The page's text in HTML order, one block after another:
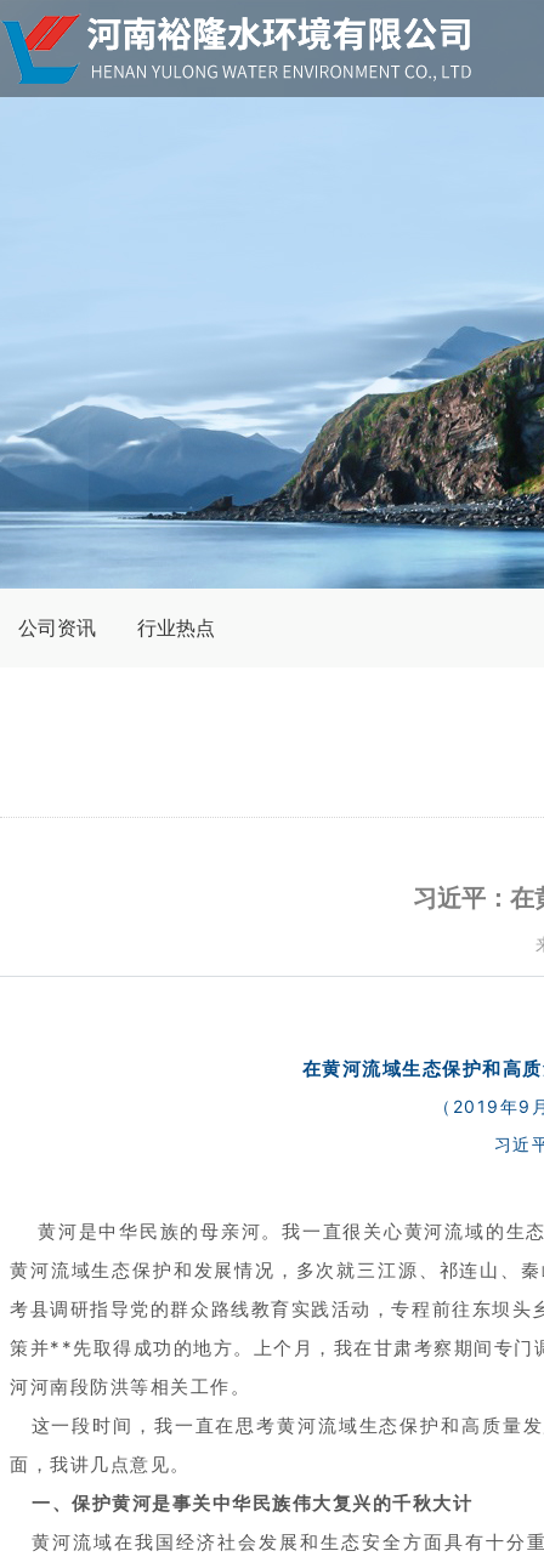
公司资讯 行业热点
习近平：在
在黄河流域生态保护和高
（2019年9
习近
黄河是中华民族的母亲河。我一直很关心黄河流域的生
黄河流域生态保护和发展情况，多次就三江源、祁连山、
考县调研指导党的群众路线教育实践活动，专程前往东坝
策并**先取得成功的地方。上个月，我在甘肃考察期间专
河河南段防洪等相关工作。
这一段时间，我一直在思考黄河流域生态保护和高质量
面，我讲几点意见。
一、保护黄河是事关中华民族伟大复兴的千秋大计
黄河流域在我国经济社会发展和生态安全方面具有十分